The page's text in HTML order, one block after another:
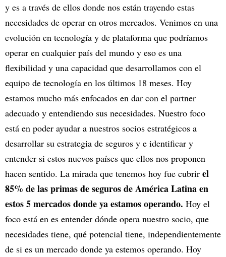
y es a través de ellos donde nos están trayendo estas
necesidades de operar en otros mercados. Venimos en una
evolución en tecnología y de plataforma que podríamos
operar en cualquier país del mundo y eso es una
flexibilidad y una capacidad que desarrollamos con el
equipo de tecnología en los últimos 18 meses. Hoy
estamos mucho más enfocados en dar con el partner
adecuado y entendiendo sus necesidades. Nuestro foco
está en poder ayudar a nuestros socios estratégicos a
desarrollar su estrategia de seguros y e identificar y
entender si estos nuevos países que ellos nos proponen
hacen sentido. La mirada que tenemos hoy fue cubrir el
85% de las primas de seguros de América Latina en
estos 5 mercados donde ya estamos operando. Hoy el
foco está en es entender dónde opera nuestro socio, que
necesidades tiene, qué potencial tiene, independientemente
de si es un mercado donde ya estemos operando. Hoy